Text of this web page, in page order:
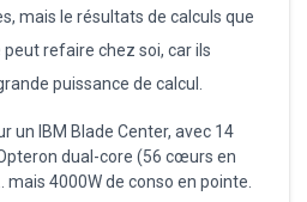
mais le résultats de calculs que
refaire chez soi, car ils
puissance de calcul.
un IBM Blade Center, avec 14
dual-core (56 cœurs en
4000W de conso en pointe.